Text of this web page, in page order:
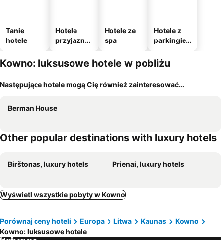
Tanie
hotele
Hotele
przyjazne
m
Hotele ze
spa
Hotele z
parkingie
Kowno: luksusowe hotele w pobliżu
Następujące hotele mogą Cię również zainteresować...
Berman House
Other popular destinations with luxury hotels
Birštonas, luxury hotels Prienai, luxury hotels
Wyświetl wszystkie pobyty w Kowno
Porównaj ceny hoteli Europa Litwa Kaunas
Kowno
Kowno: luksusowe hotele